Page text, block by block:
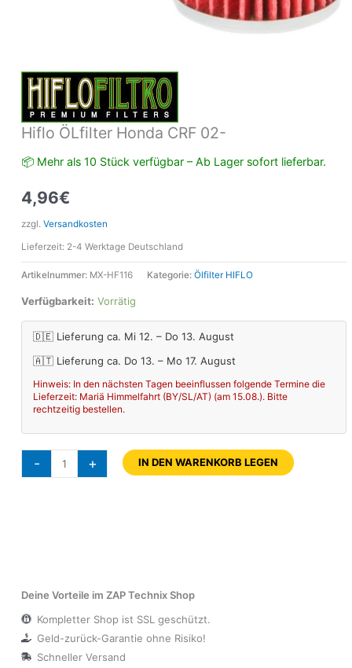
Hiflo ÖLfilter Honda CRF 02-
📦 Mehr als 10 Stück verfügbar – Ab Lager sofort lieferbar.
4,96€
zzgl. Versandkosten
Lieferzeit: 2-4 Werktage Deutschland
Artikelnummer: MX-HF116 Kategorie: Ölfilter HIFLO
Verfügbarkeit: Vorrätig
🇩🇪 Lieferung ca. Mi 12. – Do 13. August
🇦🇹 Lieferung ca. Do 13. – Mo 17. August
Hinweis: In den nächsten Tagen beeinflussen folgende Termine die
Lieferzeit: Mariä Himmelfahrt (BY/SL/AT) (am 15.08.). Bitte
rechtzeitig bestellen.
- + IN DEN WARENKORB LEGEN
Deine Vorteile im ZAP Technix Shop
Kompletter Shop ist SSL geschützt.
Geld-zurück-Garantie ohne Risiko!
Schneller Versand